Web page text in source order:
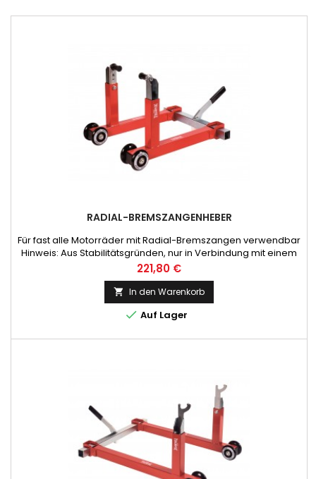
RADIAL-BREMSZANGENHEBER
Für fast alle Motorräder mit Radial-Bremszangen verwendbar
Hinweis: Aus Stabilitätsgründen, nur in Verbindung mit einem
Hinterradheber oder Hauptständer verwenden!
Preis
221,80 €
 In den Warenkorb
 Auf Lager